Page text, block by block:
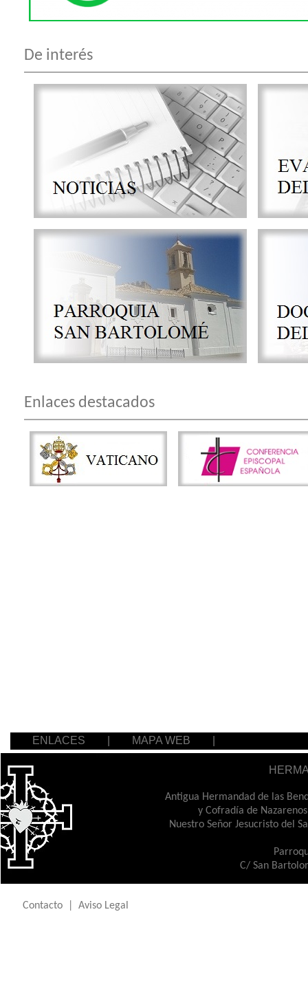
De interés
Enlaces destacados
ENLACES MAPA WEB
Antigua Hermandad de las
y Cofradía de
Nuestro Señor Jesucristo del
C/ San
Contacto Aviso Legal